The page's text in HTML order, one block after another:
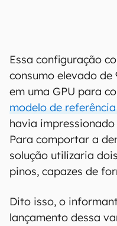
Essa configuração
consumo elevado
em uma GPU para
modelo de
havia impressionado
Para comportar a
solução utilizaria
pinos, capazes de
Dito isso, o
lançamento dessa